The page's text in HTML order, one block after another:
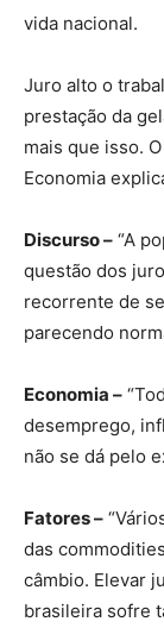
vida nacional.
Juro alto o
prestação da
mais que isso.
Economia
Discurso – “A
questão dos
recorrente de
parecendo
Economia –
desemprego,
não se dá pelo
Fatores –
das
câmbio. Elevar
brasileira sofre